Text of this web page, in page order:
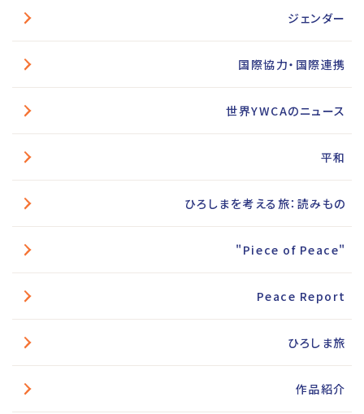
ジェンダー
国際協力・国際連携
世界YWCAのニュース
平和
ひろしまを考える旅：読みもの
"Piece of Peace"
Peace Report
ひろしま旅
作品紹介